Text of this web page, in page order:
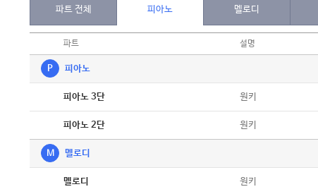
파트 전체 피아노 멜로디
파트 설명
P 피아노
피아노 3단 원키
피아노 2단 원키
M 멜로디
멜로디 원키